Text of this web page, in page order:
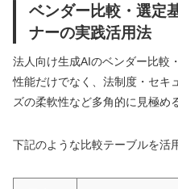
ベンダー比較・選定
ナーの実践活用法
法人向け生成AIのベンダー比較
性能だけでなく、法制度・セキ
ズの柔軟性など多角的に見極め
下記のような比較テーブルを活